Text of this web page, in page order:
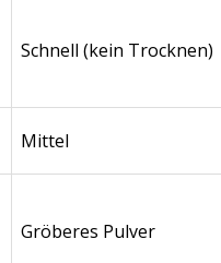
Schnell (kein Trocknen)
Mittel
Gröberes Pulver